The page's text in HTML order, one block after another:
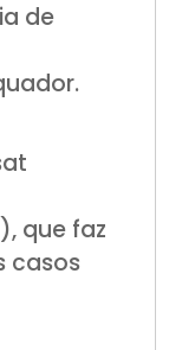
de
que faz
casos